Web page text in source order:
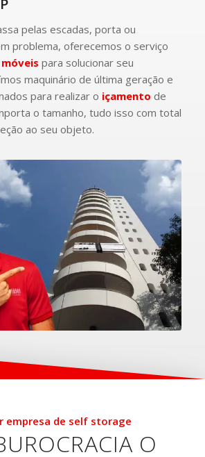
pelas escadas, porta ou
problema, oferecemos o serviço
para solucionar seu
maquinário de última geração e
para realizar o içamento de
o tamanho, tudo isso com total
ao seu objeto.
empresa de self storage
O